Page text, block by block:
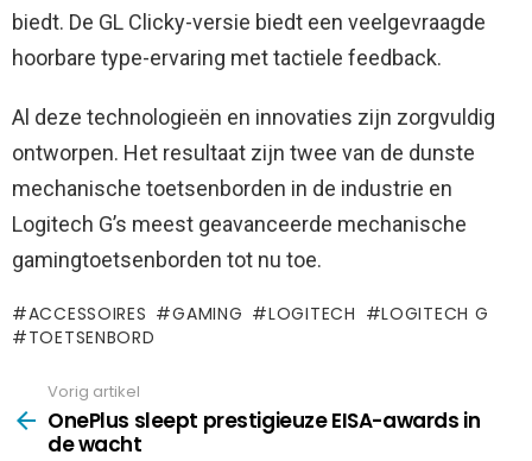
biedt. De GL Clicky-versie biedt een veelgevraagde
hoorbare type-ervaring met tactiele feedback.
Al deze technologieën en innovaties zijn zorgvuldig
ontworpen. Het resultaat zijn twee van de dunste
mechanische toetsenborden in de industrie en
Logitech G’s meest geavanceerde mechanische
gamingtoetsenborden tot nu toe.
ACCESSOIRES GAMING LOGITECH
LOGITECH G
TOETSENBORD
more
Vorig artikel
OnePlus sleept prestigieuze EISA-awards in
de wacht